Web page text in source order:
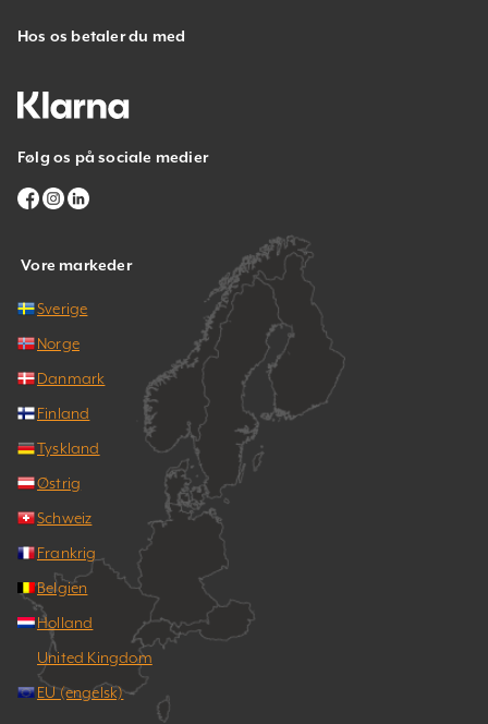
Hos os betaler du med
Følg os på sociale medier
Vore markeder
Sverige
Norge
Danmark
Finland
Tyskland
Østrig
Schweiz
Frankrig
Belgien
Holland
United Kingdom
EU (engelsk)